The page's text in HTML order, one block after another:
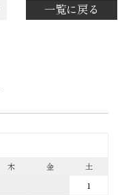
一覧に戻る
木 金 土
1